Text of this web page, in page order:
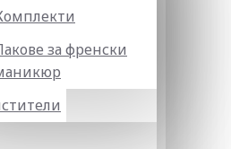
за френски